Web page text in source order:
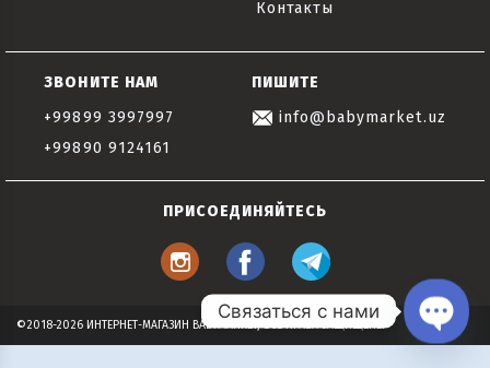
Контакты
ЗВОНИТЕ НАМ
+99899 3997997
+99890 9124161
ПИШИТЕ
info@babymarket.uz
ПРИСОЕДИНЯЙТЕСЬ
©2018-2026 ИНТЕРНЕТ-МАГАЗИН BABYMARKET, ВСЕ ПРАВА ЗАЩИЩЕНЫ
Связаться с нами
Open